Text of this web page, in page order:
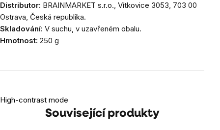
Distributor: BRAINMARKET s.r.o., Vítkovice 3053, 703 00
Ostrava, Česká republika.
Skladování: V suchu, v uzavřeném obalu.
Hmotnost: 250 g
High-contrast mode
Související produkty